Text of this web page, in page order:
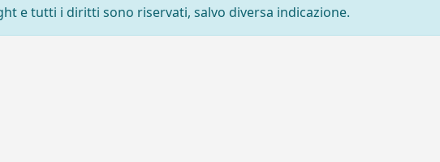
e tutti i diritti sono riservati, salvo diversa indicazione.